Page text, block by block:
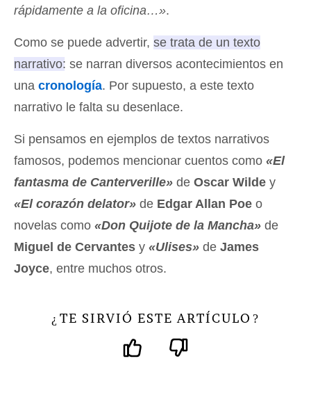
rápidamente a la oficina…».
Como se puede advertir, se trata de un texto
narrativo: se narran diversos acontecimientos en
una cronología. Por supuesto, a este texto
narrativo le falta su desenlace.
Si pensamos en ejemplos de textos narrativos
famosos, podemos mencionar cuentos como «El
fantasma de Canterverille» de Oscar Wilde y
«El corazón delator» de Edgar Allan Poe o
novelas como «Don Quijote de la Mancha» de
Miguel de Cervantes y «Ulises» de James
Joyce, entre muchos otros.
¿ TE SIRVIÓ ESTE ARTÍCULO ?